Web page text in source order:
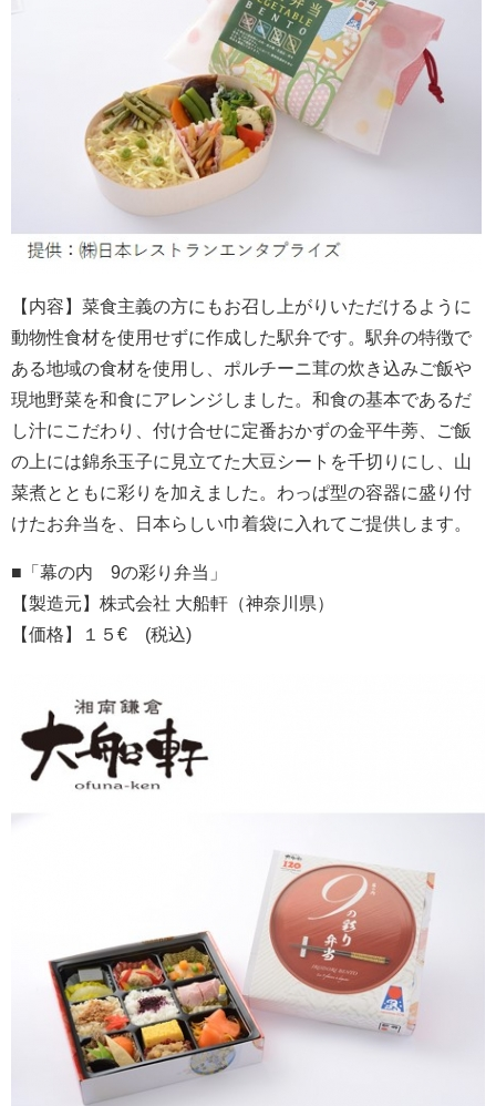
【内容】菜食主義の方にもお召し上がりいただけるように
動物性食材を使用せずに作成した駅弁です。駅弁の特徴で
ある地域の食材を使用し、ポルチーニ茸の炊き込みご飯や
現地野菜を和食にアレンジしました。和食の基本であるだ
し汁にこだわり、付け合せに定番おかずの金平牛蒡、ご飯
の上には錦糸玉子に見立てた大豆シートを千切りにし、山
菜煮とともに彩りを加えました。わっぱ型の容器に盛り付
けたお弁当を、日本らしい巾着袋に入れてご提供します。
■「幕の内 9の彩り弁当」
【製造元】株式会社 大船軒（神奈川県）
【価格】１５€ (税込)